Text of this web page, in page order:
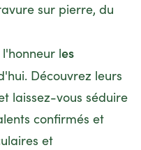
sur pierre, du
les
Découvrez leurs
laissez-vous séduire
confirmés et
et